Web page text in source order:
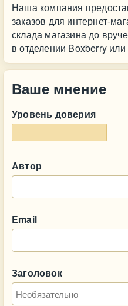
Наша компания
заказов для интернет-
склада магазина до
в отделении Boxberry
Ваше мнение
Уровень доверия
Автор
Email
Заголовок